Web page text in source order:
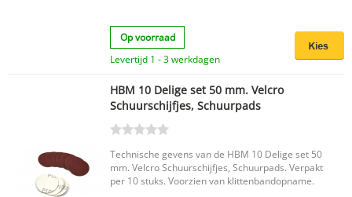
Op voorraad
Levertijd 1 - 3 werkdagen
HBM 10 Delige set 50 mm. Velcro
Schuurschijfjes, Schuurpads
Technische gevens van de HBM 10 Delige set 50
mm. Velcro Schuurschijfjes, Schuurpads. Verpakt
per 10 stuks. Voorzien van klittenbandopname.